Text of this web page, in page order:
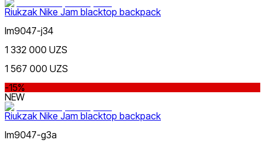
Riukzak Nike Jam blacktop backpack
lm9047-j34
1 332 000 UZS
1 567 000 UZS
-15%
NEW
Riukzak Nike Jam blacktop backpack
lm9047-g3a